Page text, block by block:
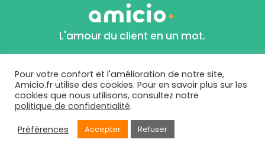
L'amour du client en un mot.
17-19, rue des Grandes Terres
Pour votre confort et l'amélioration de notre site,
Amicio.fr utilise des cookies. Pour en savoir plus sur les
cookies que nous utilisons, consultez notre
politique de confidentialité.
Préférences
Accepter Refuser